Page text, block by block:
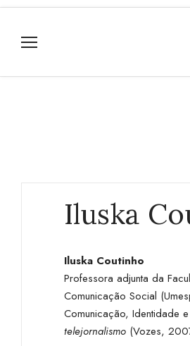
Iluska
Iluska Coutinho
Professora adjunta da
Comunicação Social
Comunicação, Identidade
telejornalismo (Vozes,